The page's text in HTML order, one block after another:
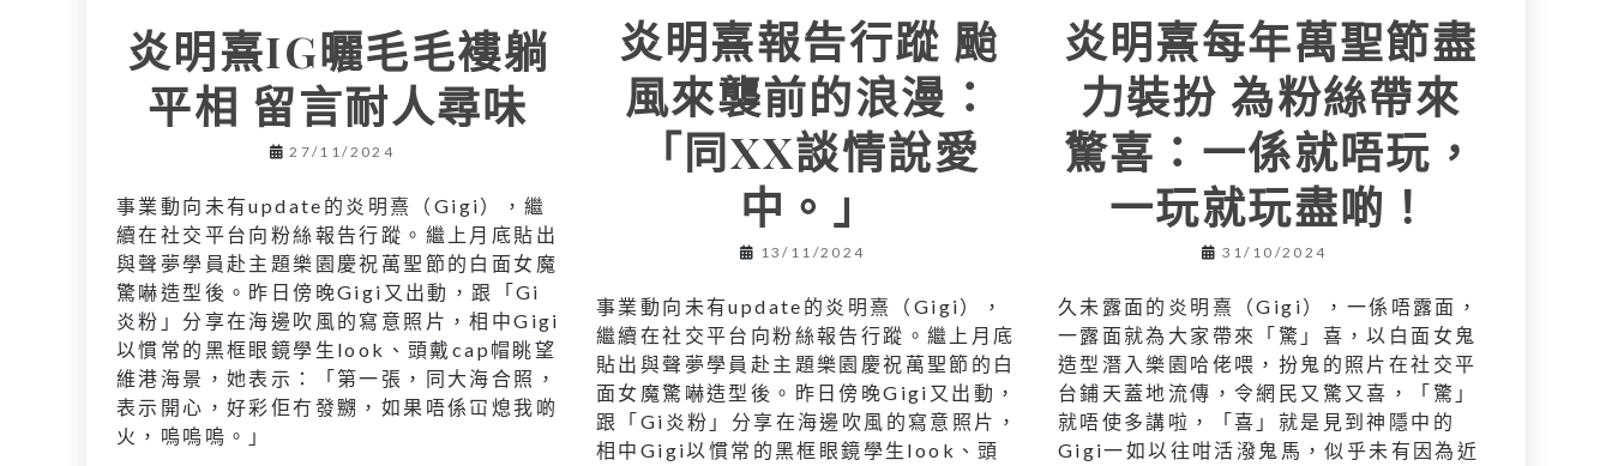
炎明熹IG曬毛毛褸躺
平相 留言耐人尋味
27/11/2024
事業動向未有update的炎明熹（Gigi），繼
續在社交平台向粉絲報告行蹤。繼上月底貼出
與聲夢學員赴主題樂園慶祝萬聖節的白面女魔
驚嚇造型後。昨日傍晚Gigi又出動，跟「Gi
炎粉」分享在海邊吹風的寫意照片，相中Gigi
以慣常的黑框眼鏡學生look、頭戴cap帽眺望
維港海景，她表示：「第一張，同大海合照，
表示開心，好彩佢冇發嬲，如果唔係冚熄我啲
火，嗚嗚嗚。」
炎明熹報告行蹤 颱
風來襲前的浪漫：
「同XX談情說愛
中。」
13/11/2024
事業動向未有update的炎明熹（Gigi），
繼續在社交平台向粉絲報告行蹤。繼上月底
貼出與聲夢學員赴主題樂園慶祝萬聖節的白
面女魔驚嚇造型後。昨日傍晚Gigi又出動，
跟「Gi炎粉」分享在海邊吹風的寫意照片，
相中Gigi以慣常的黑框眼鏡學生look、頭
炎明熹每年萬聖節盡
力裝扮 為粉絲帶來
驚喜：一係就唔玩，
一玩就玩盡啲！
31/10/2024
久未露面的炎明熹（Gigi），一係唔露面，
一露面就為大家帶來「驚」喜，以白面女鬼
造型潛入樂園哈佬喂，扮鬼的照片在社交平
台鋪天蓋地流傳，令網民又驚又喜，「驚」
就唔使多講啦，「喜」就是見到神隱中的
Gigi一如以往咁活潑鬼馬，似乎未有因為近